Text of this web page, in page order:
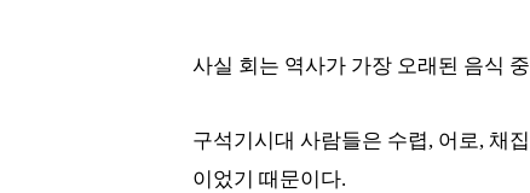
사실 회는 역사가 가장 오래된 음식
구석기시대 사람들은 수렵, 어로, 채
이었기 때문이다.